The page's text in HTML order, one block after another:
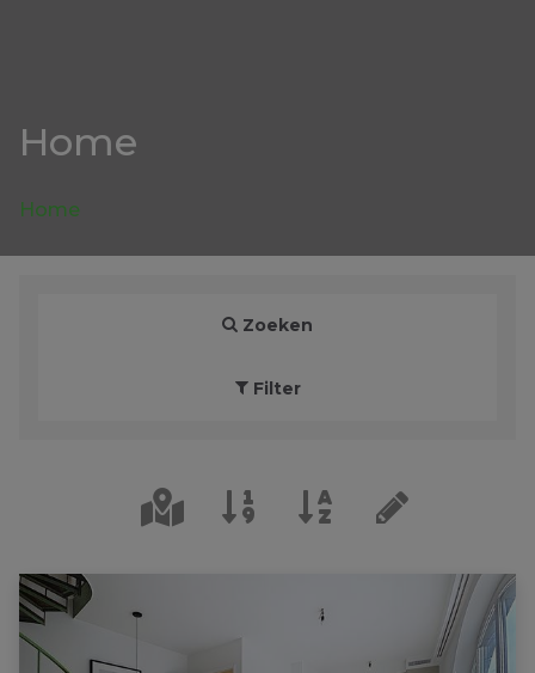
Home
Home
Zoeken
Filter